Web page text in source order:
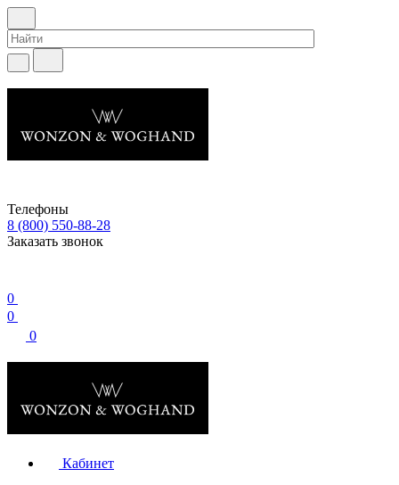
Телефоны
8 (800) 550-88-28
Заказать звонок
0
0
0
Кабинет